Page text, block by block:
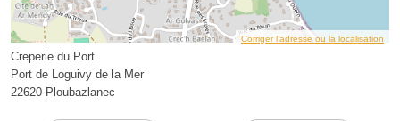
Corriger l’adresse ou la localisation
Creperie du Port
Port de Loguivy de la Mer
22620 Ploubazlanec